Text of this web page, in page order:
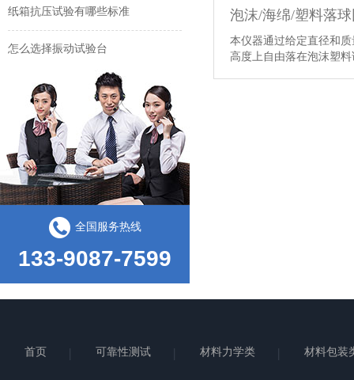
泡沫/海绵/塑料落
本仪器通过给定直径和
高度上自由落在泡沫塑
纸箱抗压试验有哪些标准
怎么选择振动试验台
海优测仪器环境类试验箱成交案例
全国服务热线
133-9087-7599
首页 可靠性测试 材料力学类 材料包装